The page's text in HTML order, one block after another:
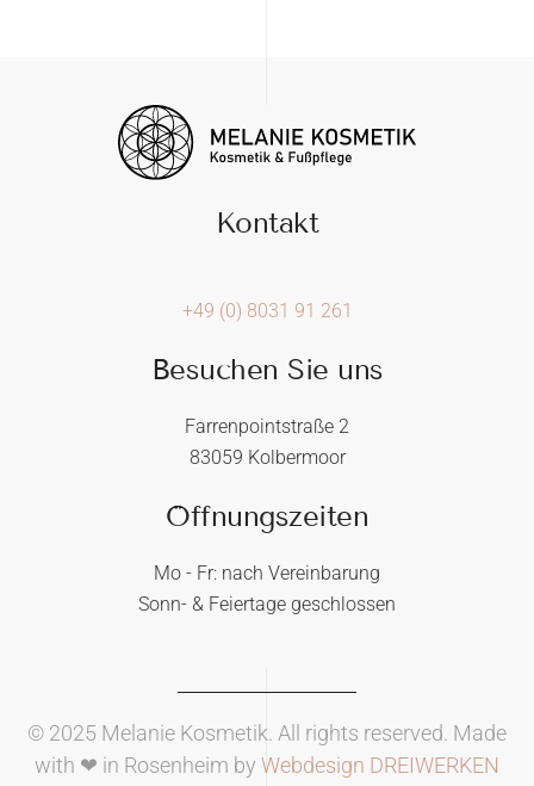
Besuchen Sie uns
Farrenpointstraße 2
83059 Kolbermoor
Kontakt
+49 (0) 8031 91 261
Öffnungszeiten
Mo - Fr: nach Vereinbarung
Sonn- & Feiertage geschlossen
© 2025 Melanie Kosmetik. All rights reserved. Made
with ❤ in Rosenheim by Webdesign DREIWERKEN